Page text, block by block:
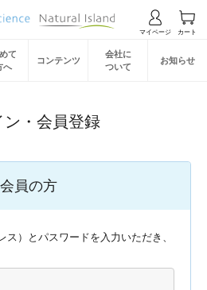
て
へ
コンテンツ
会社に
ついて
お知らせ
ン・会員登録
会員の方
ス）とパスワードを入力いただき、